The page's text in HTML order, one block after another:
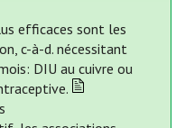
efficaces sont les
c-à-d. nécessitant
DIU au cuivre ou